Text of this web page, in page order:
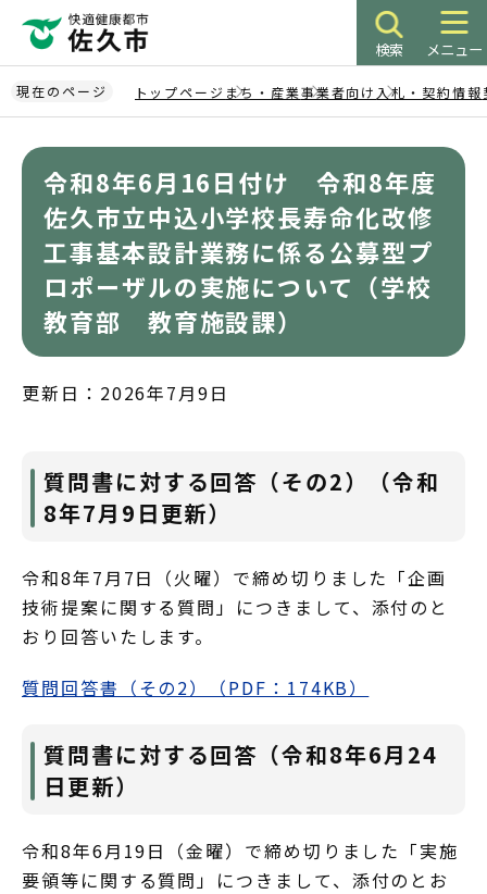
ペ
ー
ジ
検索 メニュー
現在のページ トップページ まち・産業事業者向け 入札・契約情報
令和8年6月16日付け 令和8年度
佐久市立中込小学校長寿命化改修
工事基本設計業務に係る公募型プ
ロポーザルの実施について（学校
教育部 教育施設課）
更新日：2026年7月9日
質問書に対する回答（その2）（令和
8年7月9日更新）
令和8年7月7日（火曜）で締め切りました「企画
技術提案に関する質問」につきまして、添付のと
おり回答いたします。
質問回答書（その2）（PDF：174KB）
質問書に対する回答（令和8年6月24
日更新）
令和8年6月19日（金曜）で締め切りました「実施
要領等に関する質問」につきまして、添付のとお